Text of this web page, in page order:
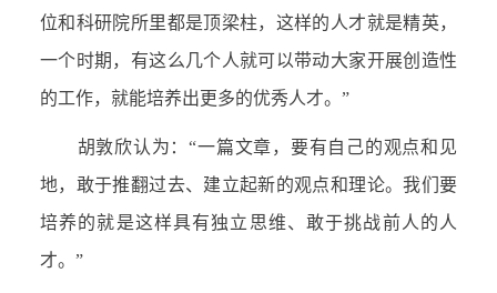
位和科研院所里都是顶梁柱，这样的人才就是精英，
一个时期，有这么几个人就可以带动大家开展创造性
的工作，就能培养出更多的优秀人才。”
胡敦欣认为：“一篇文章，要有自己的观点和见
地，敢于推翻过去、建立起新的观点和理论。我们要
培养的就是这样具有独立思维、敢于挑战前人的人
才。”